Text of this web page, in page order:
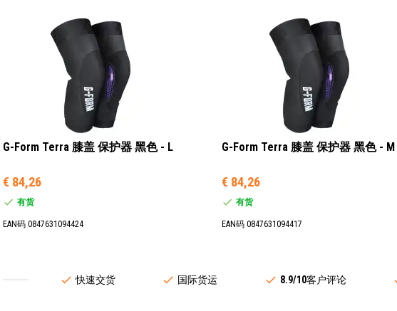
G-Form Terra 膝盖 保护器 黑色 - L
€ 84,26
有货
EAN码 0847631094424
G-Form Terra 膝盖 保护器 黑色 - M
€ 84,26
有货
EAN码 0847631094417
快速交货 国际货运 8.9/10客户评论